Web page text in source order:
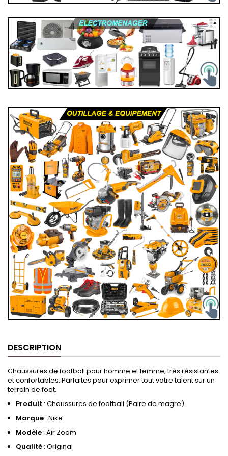
DESCRIPTION
Chaussures de football pour homme et femme, très résistantes
et confortables. Parfaites pour exprimer tout votre talent sur un
terrain de foot.
Produit : Chaussures de football (Paire de magre)
Marque : Nike
Modèle : Air Zoom
Qualité : Original